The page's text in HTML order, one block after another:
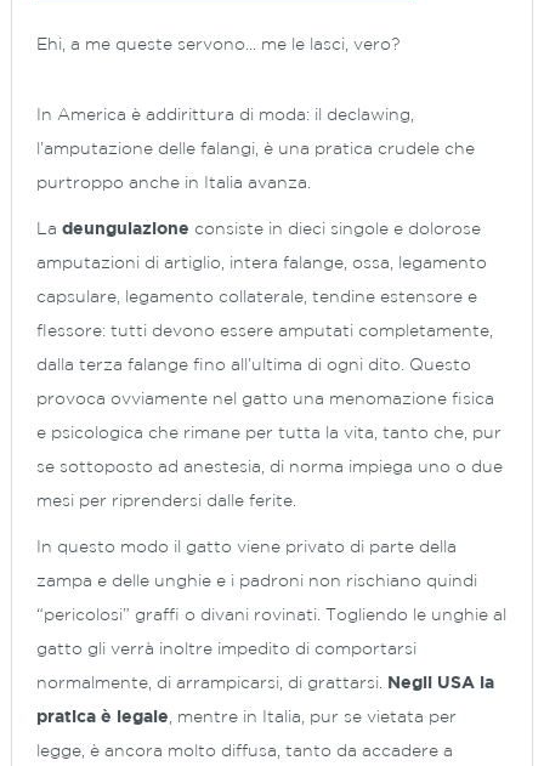
Ehi, a me queste servono... me le lasci, vero?
In America è addirittura di moda: il declawing,
l’amputazione delle falangi, è una pratica crudele che
purtroppo anche in Italia avanza.
La deungulazione consiste in dieci singole e dolorose
amputazioni di artiglio, intera falange, ossa, legamento
capsulare, legamento collaterale, tendine estensore e
flessore: tutti devono essere amputati completamente,
dalla terza falange fino all’ultima di ogni dito. Questo
provoca ovviamente nel gatto una menomazione fisica
e psicologica che rimane per tutta la vita, tanto che, pur
se sottoposto ad anestesia, di norma impiega uno o due
mesi per riprendersi dalle ferite.
In questo modo il gatto viene privato di parte della
zampa e delle unghie e i padroni non rischiano quindi
“pericolosi” graffi o divani rovinati. Togliendo le unghie al
gatto gli verrà inoltre impedito di comportarsi
normalmente, di arrampicarsi, di grattarsi. Negli USA la
pratica è legale , mentre in Italia, pur se vietata per
legge, è ancora molto diffusa, tanto da accadere a